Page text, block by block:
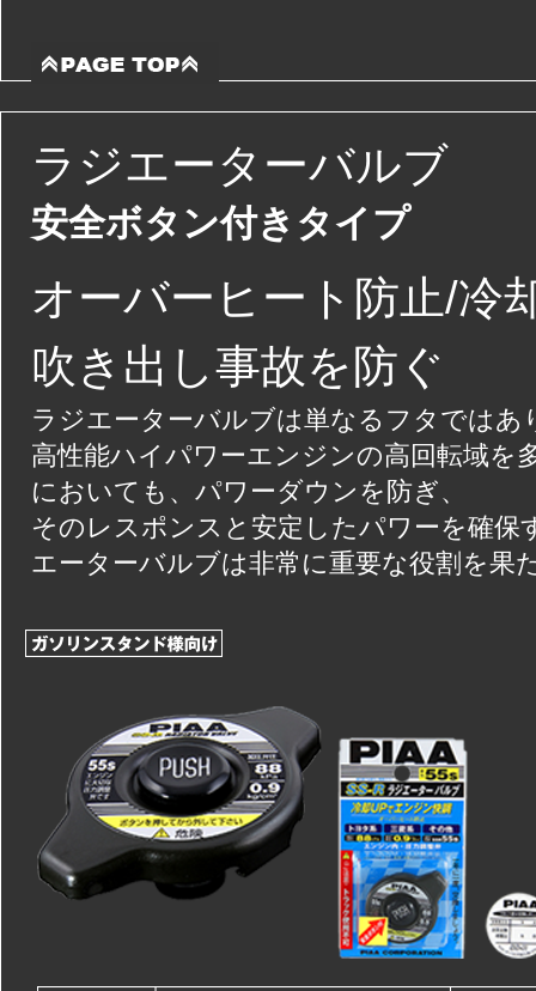
ラジエーターバルブ
安全ボタン付きタイプ
オーバーヒート防止/冷
吹き出し事故を防ぐ
ラジエーターバルブは単なるフタではあ
高性能ハイパワーエンジンの高回転域を
においても、パワーダウンを防ぎ、
そのレスポンスと安定したパワーを確
エーターバルブは非常に重要な役割を果